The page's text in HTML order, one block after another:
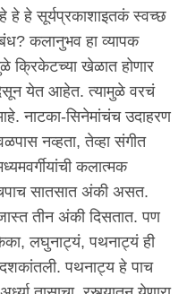
हे हे सूर्यप्रकाशाइतकं स्वच्छ
कलानुभव हा व्यापक
क्रिकेटच्या खेळात होणार
येत आहेत. त्यामुळे वरचं
नाटका-सिनेमांचंच उदाहरण
नव्हता, तेव्हा संगीत
कलात्मक
सातसात अंकी असत.
तीन अंकी दिसतात. पण
लघुनाट्यं, पथनाट्यं ही
दशकांतली. पथनाट्य हे पाच